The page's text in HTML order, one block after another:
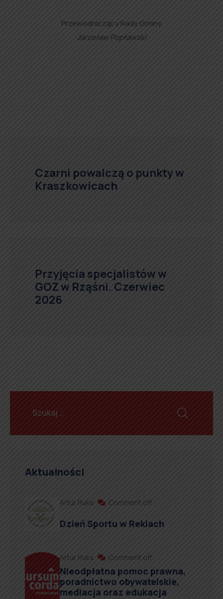
Przewodniczący Rady Gminy
Jarosław Popławski
Czarni powalczą o punkty w
Kraszkowicach
Przyjęcia specjalistów w
GOZ w Rząśni. Czerwiec
2026
Aktualności
Artur Ruka Comment off
Dzień Sportu w Reklach
Artur Ruka Comment off
Nieodpłatna pomoc prawna,
poradnictwo obywatelskie,
mediacja oraz edukacja